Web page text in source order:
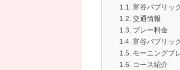
富谷パブリッ
交通情報
プレー料金
富谷パブリッ
モーニングプ
コース紹介